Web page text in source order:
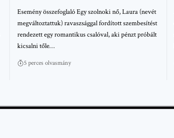
Esemény összefoglaló Egy szolnoki nő, Laura (nevét
megváltoztattuk) ravaszsággal fordított szembesítést
rendezett egy romantikus csalóval, aki pénzt próbált
kicsalni tőle…
5 perces olvasmány